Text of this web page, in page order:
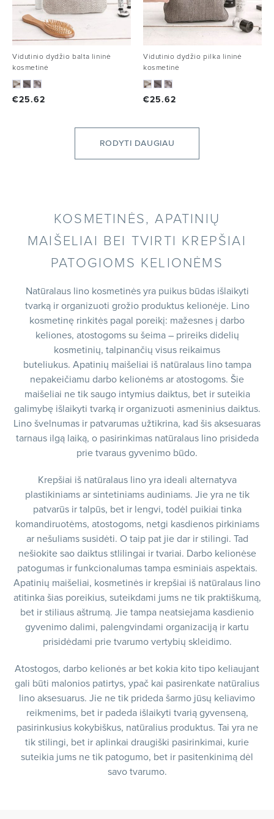
Vidutinio dydžio balta lininė
kosmetinė
€25.62
Vidutinio dydžio pilka lininė
kosmetinė
€25.62
RODYTI DAUGIAU
KOSMETINĖS, APATINIŲ
MAIŠELIAI BEI TVIRTI KREPŠIAI
PATOGIOMS KELIONĖMS
Natūralaus lino kosmetinės yra puikus būdas išlaikyti
tvarką ir organizuoti grožio produktus kelionėje. Lino
kosmetinę rinkitės pagal poreikį: mažesnes į darbo
keliones, atostogoms su šeima – prireiks didelių
kosmetinių, talpinančių visus reikaimus
buteliukus. Apatinių maišeliai iš natūralaus lino tampa
nepakeičiamu darbo kelionėms ar atostogoms. Šie
maišeliai ne tik saugo intymius daiktus, bet ir suteikia
galimybę išlaikyti tvarką ir organizuoti asmeninius daiktus.
Lino švelnumas ir patvarumas užtikrina, kad šis aksesuaras
tarnaus ilgą laiką, o pasirinkimas natūralaus lino prisideda
prie tvaraus gyvenimo būdo.
Krepšiai iš natūralaus lino yra ideali alternatyva
plastikiniams ar sintetiniams audiniams. Jie yra ne tik
patvarūs ir talpūs, bet ir lengvi, todėl puikiai tinka
komandiruotėms, atostogoms, netgi kasdienos pirkiniams
ar nešuliams susidėti. O taip pat jie dar ir stilingi. Tad
nešiokite sao daiktus stlilingai ir tvariai. Darbo kelionėse
patogumas ir funkcionalumas tampa esminiais aspektais.
Apatinių maišeliai, kosmetinės ir krepšiai iš natūralaus lino
atitinka šias poreikius, suteikdami jums ne tik praktiškumą,
bet ir stiliaus aštrumą. Jie tampa neatsiejama kasdienio
gyvenimo dalimi, palengvindami organizaciją ir kartu
prisidėdami prie tvarumo vertybių skleidimo.
Atostogos, darbo kelionės ar bet kokia kito tipo keliaujant
gali būti malonios patirtys, ypač kai pasirenkate natūralius
lino aksesuarus. Jie ne tik prideda šarmo jūsų keliavimo
reikmenims, bet ir padeda išlaikyti tvarią gyvenseną,
pasirinkusius kokybiškus, natūralius produktus. Tai yra ne
tik stilingi, bet ir aplinkai draugiški pasirinkimai, kurie
suteikia jums ne tik patogumo, bet ir pasitenkinimą dėl
savo tvarumo.